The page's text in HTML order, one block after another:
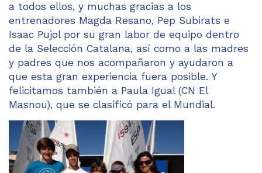
a todos ellos, y muchas gracias a los
entrenadores Magda Resano, Pep Subirats e
Isaac Pujol por su gran labor de equipo dentro
de la Selección Catalana, así como a las madres
y padres que nos acompañaron y ayudaron a
que esta gran experiencia fuera posible. Y
felicitamos también a Paula Igual (CN El
Masnou), que se clasificó para el Mundial.